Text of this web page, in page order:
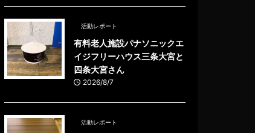
活動レポート
有料老人施設パナソニックエ
イジフリーハウス三条大宮と
四条大宮さん
2026/8/7
活動レポート